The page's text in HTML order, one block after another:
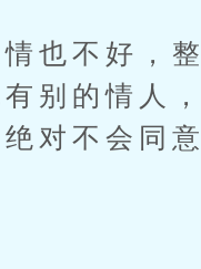
也不好，整
别的情人，
对不会同意